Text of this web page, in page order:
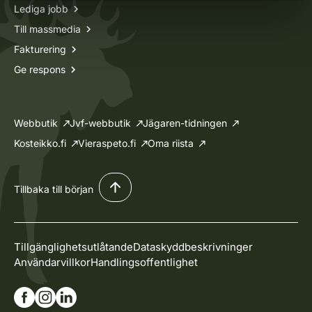
Lediga jobb
Till massmedia
Fakturering
Ge respons
Webbutik Jvf-webbutik
Jägaren-tidningen
Kosteikko.fi
Vieraspeto.fi Oma riista
Tillbaka till början
TillgänglighetsutlåtandeDataskyddbeskrivninger
AnvändarvillkorHandlingsoffentlighet